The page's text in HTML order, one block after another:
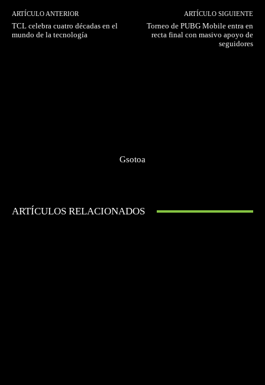
ARTÍCULO ANTERIOR
TCL celebra cuatro décadas en el
mundo de la tecnología
ARTÍCULO SIGUIENTE
Torneo de PUBG Mobile entra en
recta final con masivo apoyo de
seguidores
Gsotoa
ARTÍCULOS RELACIONADOS